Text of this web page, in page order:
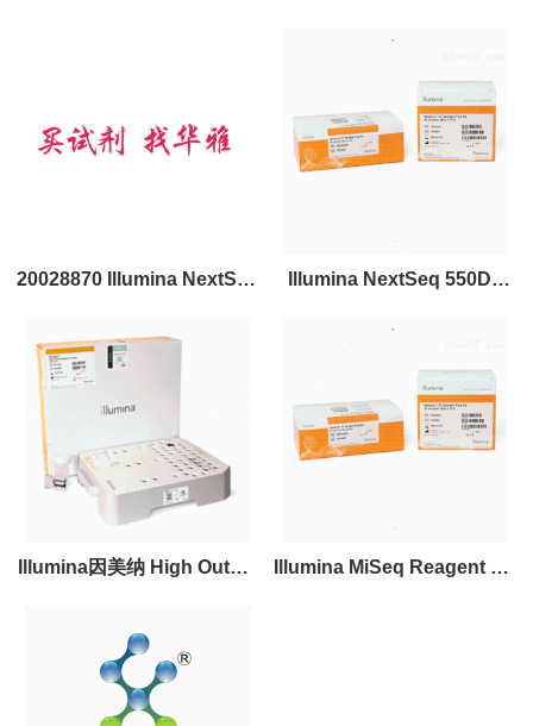
Reagent Kit v1.5（300
cycles）
20028870 Illumina NextSeq Illumina NextSeq 550Dx
High Output Reagent Kit
v2.5 (75 Cycles)
Illumina因美纳 High Output
测序平台试剂稳定供应
Illumina MiSeq Reagent Kit